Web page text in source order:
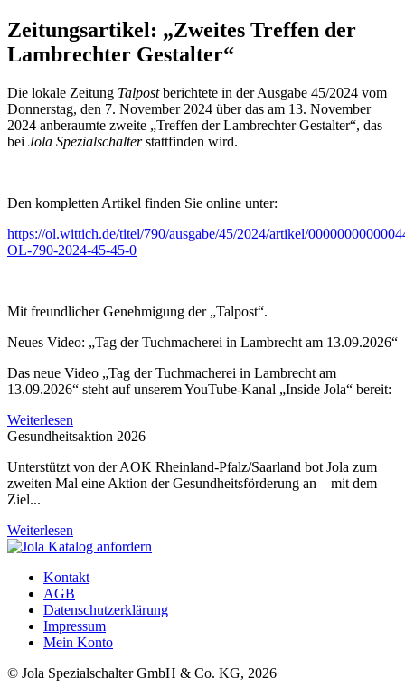
Zeitungsartikel: „Zweites Treffen der
Lambrechter Gestalter“
Die lokale Zeitung Talpostberichtete in der Ausgabe 45/2024 vom
Donnerstag, den 7. November 2024 über das am 13. November
2024 anberaumte zweite „Treffen der Lambrechter Gestalter“, das
bei Jola Spezialschalterstattfinden wird.
Den kompletten Artikel finden Sie online unter:
https://ol.wittich.de/titel/790/ausgabe/45/2024/artikel/
OL-790-2024-45-45-0
Mit freundlicher Genehmigung der „Talpost“.
Neues Video: „Tag der Tuchmacherei in Lambrecht am 13.09.2026“
Das neue Video „Tag der Tuchmacherei in Lambrecht am
13.09.2026“ steht auf unserem YouTube-Kanal „Inside Jola“ bereit:
Weiterlesen
Gesundheitsaktion 2026
Unterstützt von der AOK Rheinland-Pfalz/Saarland bot Jola zum
zweiten Mal eine Aktion der Gesundheitsförderung an – mit dem
Ziel...
Weiterlesen
Kontakt
AGB
Datenschutzerklärung
Impressum
Mein Konto
© Jola Spezialschalter GmbH & Co. KG, 2026